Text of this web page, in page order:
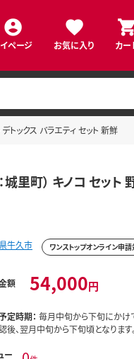
ページ お気に入り カー
トックス バラエティ セット 新鮮
里町） キノコ セット
牛久市 ワンストップオンライン申
額 54,000円
定時期： 毎月中旬から下旬にかけ
後、翌月中旬から下旬頃となります。
ー